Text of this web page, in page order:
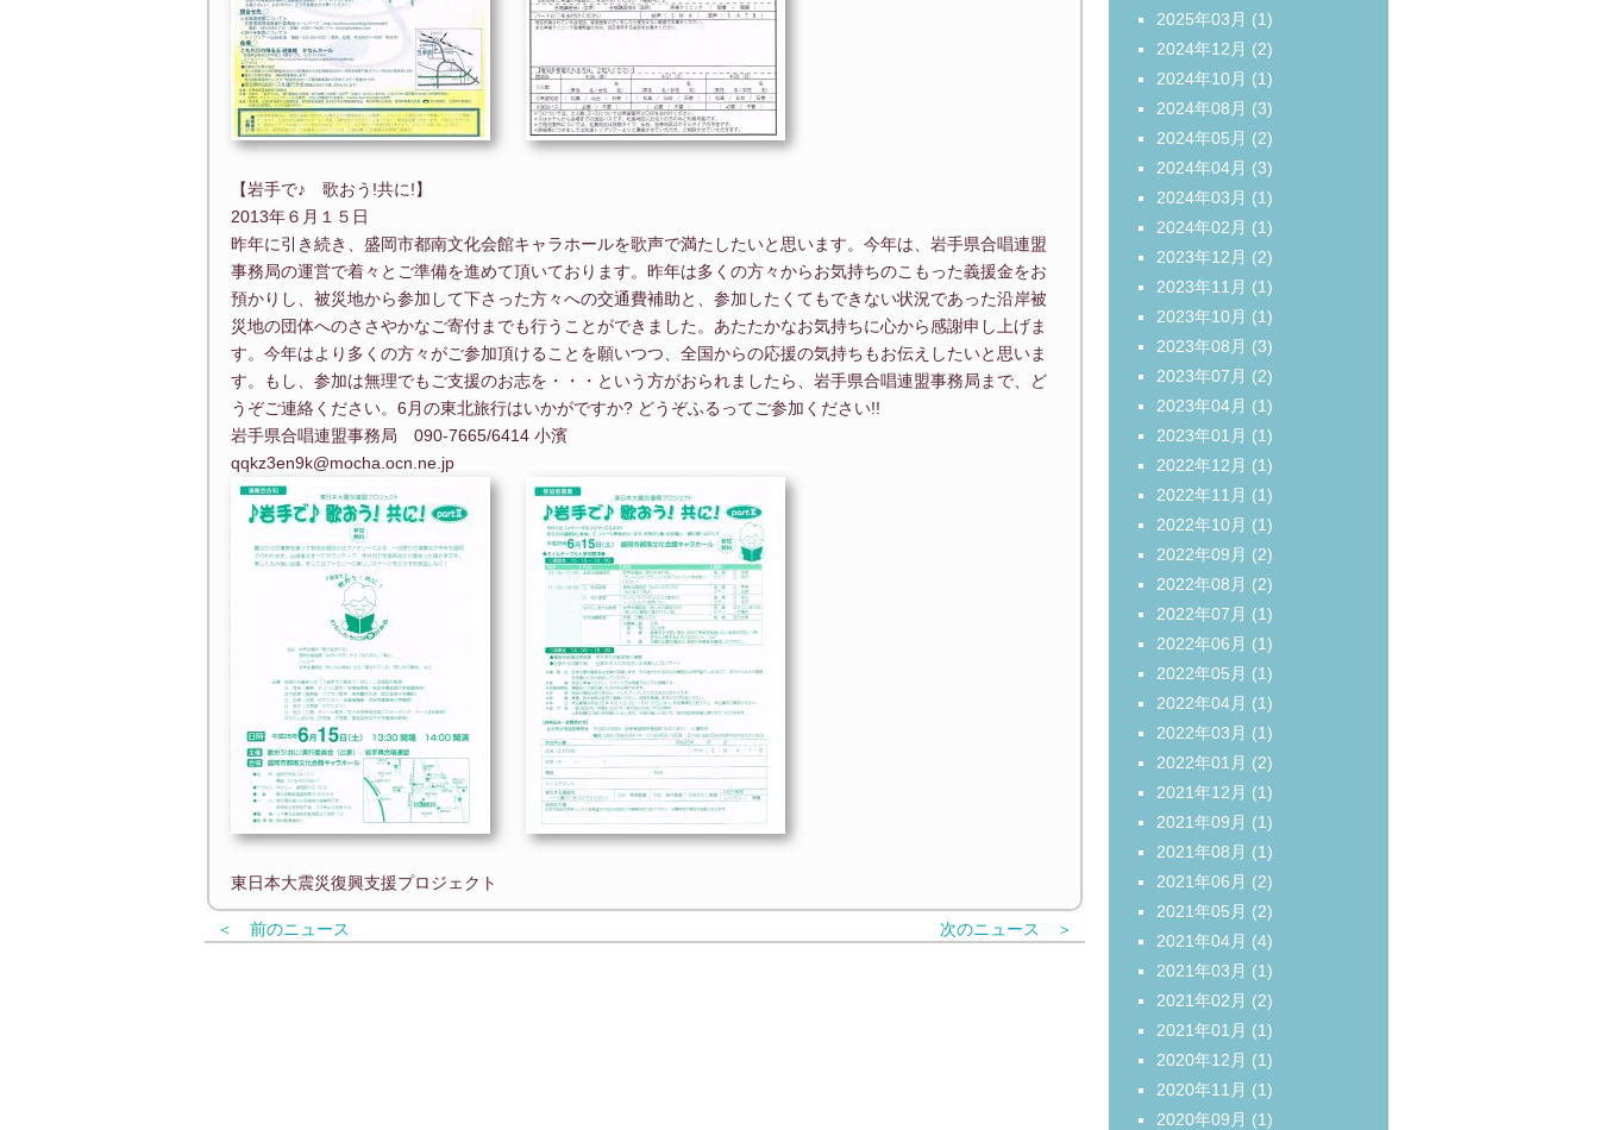
【岩手で♪ 歌おう!共に!】
2013年６月１５日
昨年に引き続き、盛岡市都南文化会館キャラホールを歌声で満たしたいと思います。今年は、岩手県合唱連盟
事務局の運営で着々とご準備を進めて頂いております。昨年は多くの方々からお気持ちのこもった義援金をお
預かりし、被災地から参加して下さった方々への交通費補助と、参加したくてもできない状況であった沿岸被
災地の団体へのささやかなご寄付までも行うことができました。あたたかなお気持ちに心から感謝申し上げま
す。今年はより多くの方々がご参加頂けることを願いつつ、全国からの応援の気持ちもお伝えしたいと思いま
す。もし、参加は無理でもご支援のお志を・・・という方がおられましたら、岩手県合唱連盟事務局まで、ど
うぞご連絡ください。6月の東北旅行はいかがですか? どうぞふるってご参加ください!!
岩手県合唱連盟事務局 090-7665/6414 小濱
qqkz3en9k@mocha.ocn.ne.jp
東日本大震災復興支援プロジェクト
＜ 前のニュース 次のニュース ＞
2025年03月 (1)
2024年12月 (2)
2024年10月 (1)
2024年08月 (3)
2024年05月 (2)
2024年04月 (3)
2024年03月 (1)
2024年02月 (1)
2023年12月 (2)
2023年11月 (1)
2023年10月 (1)
2023年08月 (3)
2023年07月 (2)
2023年04月 (1)
2023年01月 (1)
2022年12月 (1)
2022年11月 (1)
2022年10月 (1)
2022年09月 (2)
2022年08月 (2)
2022年07月 (1)
2022年06月 (1)
2022年05月 (1)
2022年04月 (1)
2022年03月 (1)
2022年01月 (2)
2021年12月 (1)
2021年09月 (1)
2021年08月 (1)
2021年06月 (2)
2021年05月 (2)
2021年04月 (4)
2021年03月 (1)
2021年02月 (2)
2021年01月 (1)
2020年12月 (1)
2020年11月 (1)
2020年09月 (1)